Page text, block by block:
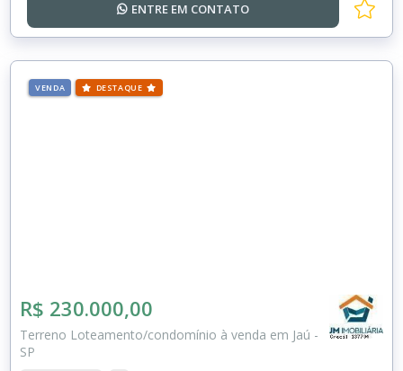
ENTRE EM CONTATO
VENDA DESTAQUE
R$ 230.000,00
Terreno Loteamento/condomínio à venda em Jaú -
SP